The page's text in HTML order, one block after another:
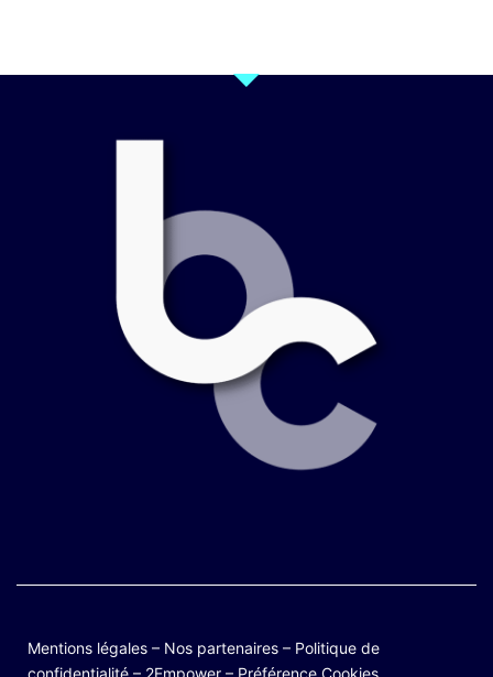
Mentions légales – Nos partenaires – Politique de
confidentialité – 2Empower – Préférence Cookies